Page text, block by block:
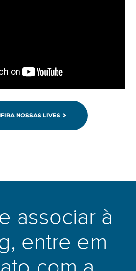
NOSSAS LIVES
associar à
entre em